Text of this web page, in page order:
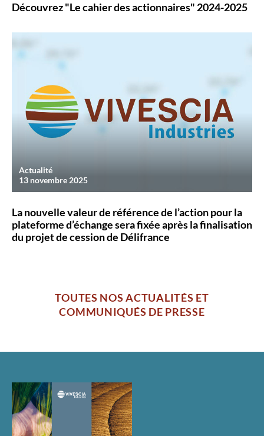
Découvrez "Le cahier des actionnaires" 2024-2025
Actualité
13 novembre 2025
La nouvelle valeur de référence de l’action pour la
plateforme d’échange sera fixée après la finalisation
du projet de cession de Délifrance
TOUTES NOS ACTUALITÉS ET
COMMUNIQUÉS DE PRESSE